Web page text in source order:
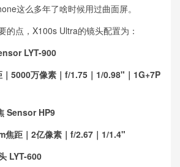
这么多年了啥时候用过曲面屏。
的点，X100s Ultra的镜头配置为：
LYT-900
5000万像素｜f/1.75｜1/0.98"｜1G+7P
Sensor HP9
焦距｜2亿像素｜f/2.67｜1/1.4"
LYT-600